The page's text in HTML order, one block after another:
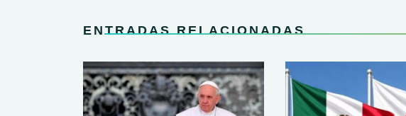
ENTRADAS RELACIONADAS